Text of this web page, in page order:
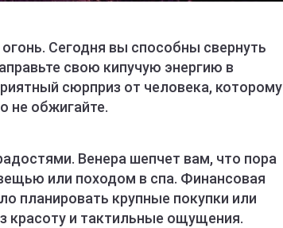
Сегодня вы способны свернуть
свою кипучую энергию в
сюрприз от человека, которому
не обжигайте.
Венера шепчет вам, что пора
или походом в спа. Финансовая
планировать крупные покупки или
красоту и тактильные ощущения.